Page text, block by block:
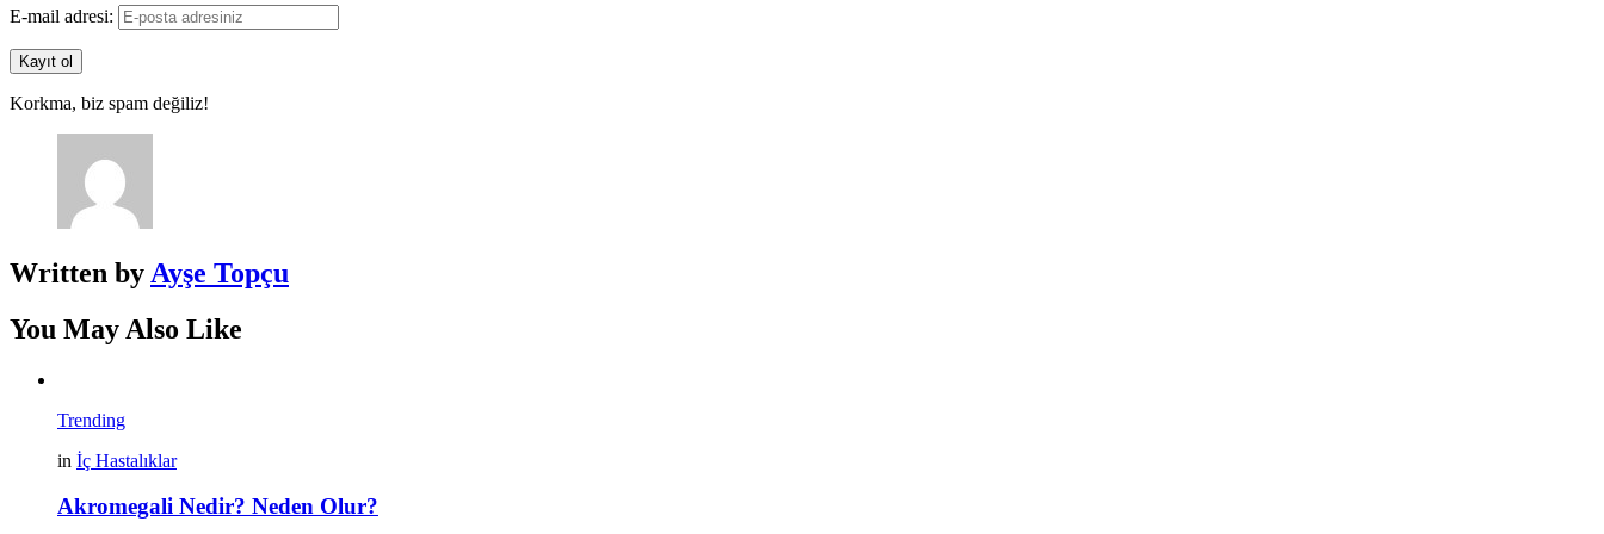
E-mail adresi:
Korkma, biz spam değiliz!
Written by Ayşe Topçu
You May Also Like
Trending
in İç Hastalıklar
Akromegali Nedir? Neden Olur?